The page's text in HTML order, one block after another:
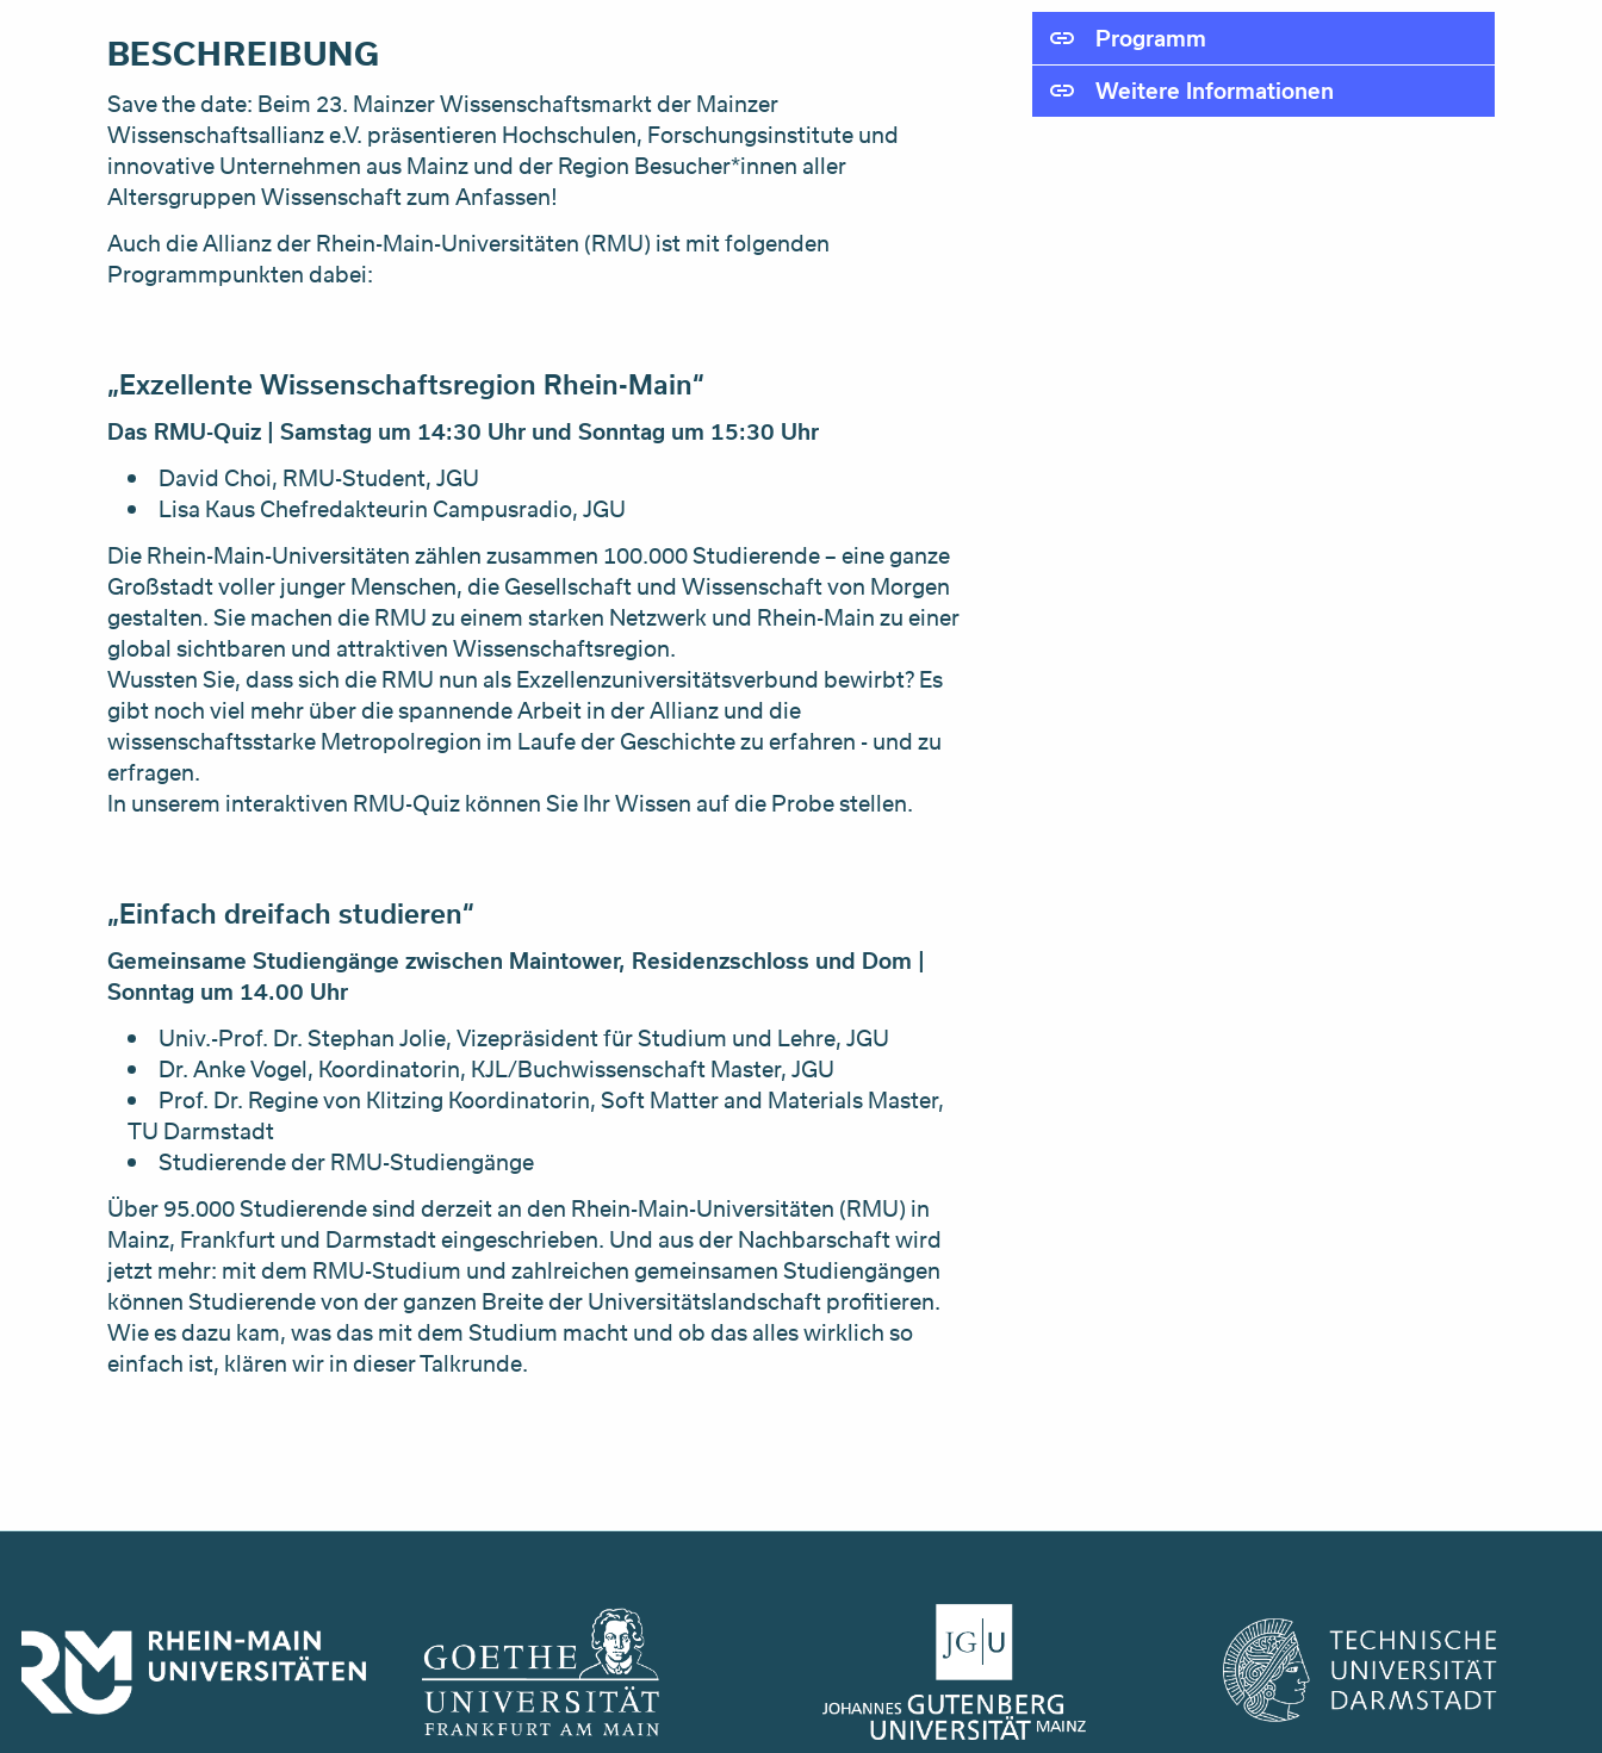
BESCHREIBUNG
Save the date: Beim 23. Mainzer Wissenschaftsmarkt der Mainzer
Wissenschaftsallianz e.V. präsentieren Hochschulen, Forschungsinstitute und
innovative Unternehmen aus Mainz und der Region Besucher*innen aller
Altersgruppen Wissenschaft zum Anfassen!
Auch die Allianz der Rhein-Main-Universitäten (RMU) ist mit folgenden
Programmpunkten dabei:
„Exzellente Wissenschaftsregion Rhein-Main“
Das RMU-Quiz | Samstag um 14:30 Uhr und Sonntag um 15:30 Uhr
David Choi, RMU-Student, JGU
Lisa Kaus Chefredakteurin Campusradio, JGU
Die Rhein-Main-Universitäten zählen zusammen 100.000 Studierende – eine ganze
Großstadt voller junger Menschen, die Gesellschaft und Wissenschaft von Morgen
gestalten. Sie machen die RMU zu einem starken Netzwerk und Rhein-Main zu einer
global sichtbaren und attraktiven Wissenschaftsregion.
Wussten Sie, dass sich die RMU nun als Exzellenzuniversitätsverbund bewirbt? Es
gibt noch viel mehr über die spannende Arbeit in der Allianz und die
wissenschaftsstarke Metropolregion im Laufe der Geschichte zu erfahren - und zu
erfragen.
In unserem interaktiven RMU-Quiz können Sie Ihr Wissen auf die Probe stellen.
„Einfach dreifach studieren“
Gemeinsame Studiengänge zwischen Maintower, Residenzschloss und Dom |
Sonntag um 14.00 Uhr
Univ.-Prof. Dr. Stephan Jolie, Vizepräsident für Studium und Lehre, JGU
Dr. Anke Vogel, Koordinatorin, KJL/Buchwissenschaft Master, JGU
Prof. Dr. Regine von Klitzing Koordinatorin, Soft Matter and Materials Master,
TU Darmstadt
Studierende der RMU-Studiengänge
Über 95.000 Studierende sind derzeit an den Rhein-Main-Universitäten (RMU) in
Mainz, Frankfurt und Darmstadt eingeschrieben. Und aus der Nachbarschaft wird
jetzt mehr: mit dem RMU-Studium und zahlreichen gemeinsamen Studiengängen
können Studierende von der ganzen Breite der Universitätslandschaft profitieren.
Wie es dazu kam, was das mit dem Studium macht und ob das alles wirklich so
einfach ist, klären wir in dieser Talkrunde.
Programm
Weitere Informationen